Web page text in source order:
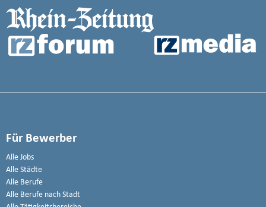
Für Bewerber
Alle Jobs
Alle Städte
Alle Berufe
Alle Berufe nach Stadt